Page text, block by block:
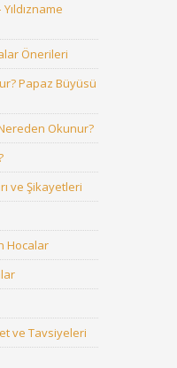
Önerileri
Papaz Büyüsü
Okunur?
ve Şikayetleri
Hocalar
ve Tavsiyeleri